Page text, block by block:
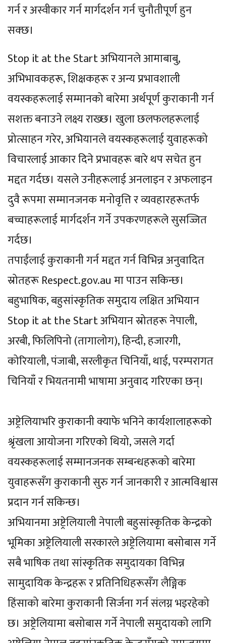
गर्न र अस्वीकार गर्न मार्गदर्शन गर्न चुनौतीपूर्ण हुन
सक्छ।
Stop it at the Start अभियानले आमाबाबु,
अभिभावकहरू, शिक्षकहरू र अन्य प्रभावशाली
वयस्कहरूलाई सम्मानको बारेमा अर्थपूर्ण कुराकानी गर्न
सशक्त बनाउने लक्ष्य राख्छ। खुला छलफलहरूलाई
प्रोत्साहन गरेर, अभियानले वयस्कहरूलाई युवाहरूको
विचारलाई आकार दिने प्रभावहरू बारे थप सचेत हुन
मद्दत गर्दछ। यसले उनीहरूलाई अनलाइन र अफलाइन
दुवै रूपमा सम्मानजनक मनोवृत्ति र व्यवहारहरूतर्फ
बच्चाहरूलाई मार्गदर्शन गर्ने उपकरणहरूले सुसज्जित
गर्दछ।
तपाईंलाई कुराकानी गर्न मद्दत गर्न विभिन्न अनुवादित
स्रोतहरू Respect.gov.au मा पाउन सकिन्छ।
बहुभाषिक, बहुसांस्कृतिक समुदाय लक्षित अभियान
Stop it at the Start अभियान स्रोतहरू नेपाली,
अरबी, फिलिपिनो (तागालोग), हिन्दी, हजारगी,
कोरियाली, पंजाबी, सरलीकृत चिनियाँ, थाई, परम्परागत
चिनियाँ र भियतनामी भाषामा अनुवाद गरिएका छन्।
अष्ट्रेलियाभरि कुराकानी क्याफे भनिने कार्यशालाहरूको
श्रृंखला आयोजना गरिएको थियो, जसले गर्दा
वयस्कहरूलाई सम्मानजनक सम्बन्धहरूको बारेमा
युवाहरूसँग कुराकानी सुरु गर्न जानकारी र आत्मविश्वास
प्रदान गर्न सकिन्छ।
अभियानमा अष्ट्रेलियाली नेपाली बहुसांस्कृतिक केन्द्रको
भूमिका अष्ट्रेलियाली सरकारले अष्ट्रेलियामा बसोबास गर्ने
सबै भाषिक तथा सांस्कृतिक समुदायका विभिन्न
सामुदायिक केन्द्रहरू र प्रतिनिधिहरूसँग लैङ्गिक
हिंसाको बारेमा कुराकानी सिर्जना गर्न संलग्न भइरहेको
छ। अष्ट्रेलियामा बसोबास गर्ने नेपाली समुदायको लागि